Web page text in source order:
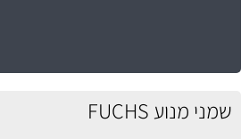
שמני מנוע FUCHS